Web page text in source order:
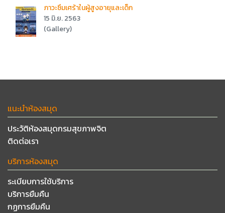
ภาวะซึมเศร้าในผู้สูงอายุและเด็ก
15 มิ.ย. 2563
(Gallery)
แนะนำห้องสมุด
ประวัติห้องสมุดกรมสุขภาพจิต
ติดต่อเรา
บริการห้องสมุด
ระเบียบการใช้บริการ
บริการยืมคืน
กฏการยืมคืน